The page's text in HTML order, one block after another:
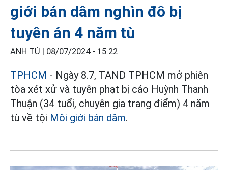
giới bán dâm nghìn đô bị
tuyên án 4 năm tù
ANH TÚ | 08/07/2024 - 15:22
TPHCM - Ngày 8.7, TAND TPHCM mở phiên
tòa xét xử và tuyên phạt bị cáo Huỳnh Thanh
Thuận (34 tuổi, chuyên gia trang điểm) 4 năm
tù về tội Môi giới bán dâm.